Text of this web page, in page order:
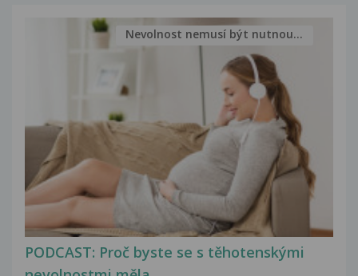
PODCAST: Proč byste se s těhotenskými
Nevolnost nemusí být nutnou...